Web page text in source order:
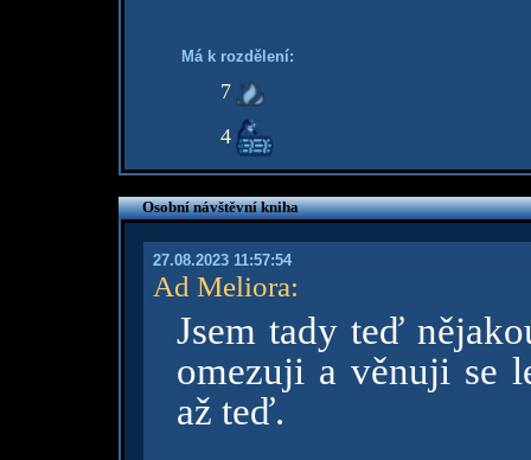
Má k rozdělení:
7
4
Osobní návštěvní kniha
27.08.2023 11:57:54
Ad Meliora:
Jsem tady teď
omezuji a věnuji se
až teď.